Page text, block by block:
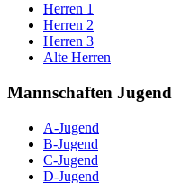
Herren 1
Herren 2
Herren 3
Alte Herren
Mannschaften Jugend
A-Jugend
B-Jugend
C-Jugend
D-Jugend